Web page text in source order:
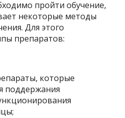
пройти обучение,
некоторые методы
Для этого
препаратов:
которые
поддержания